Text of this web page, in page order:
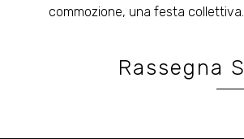
commozione, una festa collettiva.
Rassegna